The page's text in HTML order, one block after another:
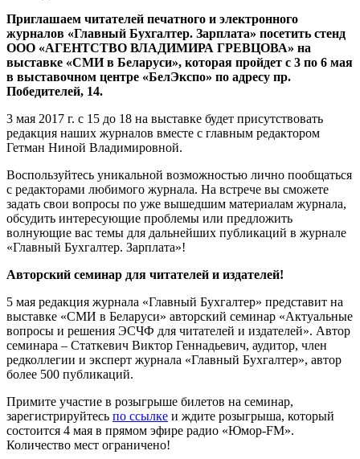
Приглашаем читателей печатного и электронного
журналов «Главный Бухгалтер. Зарплата» посетить стенд
ООО «АГЕНТСТВО ВЛАДИМИРА ГРЕВЦОВА» на
выставке «СМИ в Беларуси», которая пройдет с 3 по 6 мая
в выставочном центре «БелЭкспо» по адресу пр.
Победителей, 14.
3 мая 2017 г. с 15 до 18 на выставке будет присутствовать
редакция наших журналов вместе с главным редактором
Гетман Ниной Владимировной.
Воспользуйтесь уникальной возможностью лично пообщаться
с редакторами любимого журнала. На встрече вы сможете
задать свои вопросы по уже вышедшим материалам журнала,
обсудить интересующие проблемы или предложить
волнующие вас темы для дальнейших публикаций в журнале
«Главный Бухгалтер. Зарплата»!
Авторский семинар для читателей и издателей!
5 мая редакция журнала «Главный Бухгалтер» представит на
выставке «СМИ в Беларуси» авторский семинар «Актуальные
вопросы и решения ЭСЧФ для читателей и издателей». Автор
семинара – Статкевич Виктор Геннадьевич, аудитор, член
редколлегии и эксперт журнала «Главный Бухгалтер», автор
более 500 публикаций.
Примите участие в розыгрыше билетов на семинар,
зарегистрируйтесь по ссылке и ждите розыгрыша, который
состоится 4 мая в прямом эфире радио «Юмор-FM».
Количество мест ограничено!